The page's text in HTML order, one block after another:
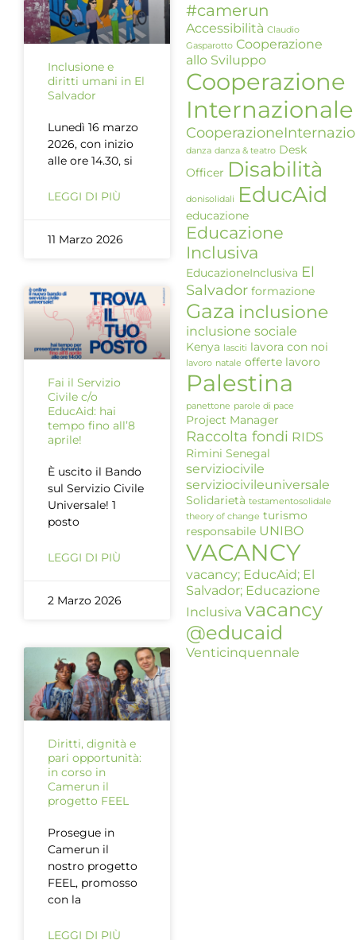
Inclusione e
diritti umani in El
Salvador
Lunedì 16 marzo
2026, con inizio
alle ore 14.30, si
LEGGI DI PIÙ
11 Marzo 2026
Fai il Servizio
Civile c/o
EducAid: hai
tempo fino all’8
aprile!
È uscito il Bando
sul Servizio Civile
Universale! 1
posto
LEGGI DI PIÙ
2 Marzo 2026
Diritti, dignità e
pari opportunità:
in corso in
Camerun il
progetto FEEL
Prosegue in
Camerun il
nostro progetto
FEEL, promosso
con la
LEGGI DI PIÙ
#camerun
Accessibilità Claudio
Gasparotto Cooperazione
allo Sviluppo
Cooperazione
Internazionale
danza danza & teatro Desk
Officer Disabilità
donisolidali EducAid
educazione
Educazione
Inclusiva
EducazioneInclusiva El
Salvador formazione
Gaza inclusione
inclusione sociale
Kenya lasciti lavora con noi
lavoro natale offerte lavoro
Palestina
panettone parole di pace
Project Manager
Raccolta fondi RIDS
Rimini Senegal
serviziocivile
serviziocivileuniversale
Solidarietà testamentosolidale
theory of change turismo
responsabile UNIBO
VACANCY
vacancy; EducAid; El
Salvador; Educazione
Inclusiva vacancy
@educaid
Venticinquennale